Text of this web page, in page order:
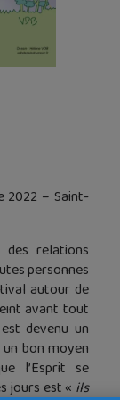
2022 – Saint-
relations
personnes
autour de
avant tout
devenu un
bon moyen
l’Esprit se
jours est « ils